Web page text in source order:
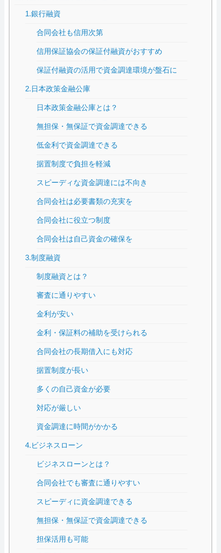
1.銀行融資
合同会社も信用次第
信用保証協会の保証付融資がおすすめ
保証付融資の活用で資金調達環境が盤石に
2.日本政策金融公庫
日本政策金融公庫とは？
無担保・無保証で資金調達できる
低金利で資金調達できる
据置制度で負担を軽減
スピーディな資金調達には不向き
合同会社は必要書類の充実を
合同会社に役立つ制度
合同会社は自己資金の確保を
3.制度融資
制度融資とは？
審査に通りやすい
金利が安い
金利・保証料の補助を受けられる
合同会社の長期借入にも対応
据置制度が長い
多くの自己資金が必要
対応が厳しい
資金調達に時間がかかる
4.ビジネスローン
ビジネスローンとは？
合同会社でも審査に通りやすい
スピーディに資金調達できる
無担保・無保証で資金調達できる
担保活用も可能